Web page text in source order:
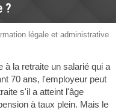
?
légale et administrative
à la retraite un salarié qui a
70 ans, l'employeur peut
s'il a atteint l'âge
à taux plein. Mais le